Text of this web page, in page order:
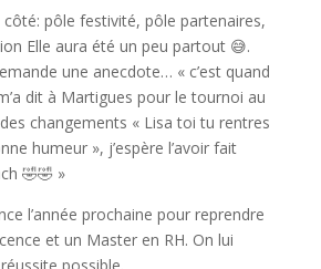
côté: pôle festivité, pôle partenaires,
Elle aura été un peu partout 😅.
une anecdote… « c’est quand
dit à Martigues pour le tournoi au
changements « Lisa toi tu rentres
humeur », j’espère l’avoir fait
🤣🤣 »
l’année prochaine pour reprendre
et un Master en RH. On lui